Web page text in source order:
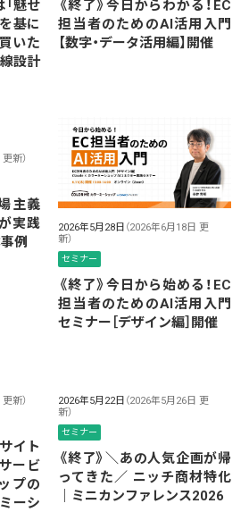
「魅せ
基に
いた
設計
《終了》今日からわかる！EC
担当者のためのAI活用入門
【数字・データ活用編】開催
新）
主義
実践
例
2026年5月28日 （2026年6月18日 更
新）
セミナー
《終了》今日から始める！EC
担当者のためのAI活用入門
セミナー［デザイン編］開催
新）
イト
ービ
プの
ーシ
2026年5月22日 （2026年5月26日 更
新）
セミナー
《終了》＼あの人気企画が帰
ってきた／ ニッチ商材特化
｜ミニカンファレンス2026